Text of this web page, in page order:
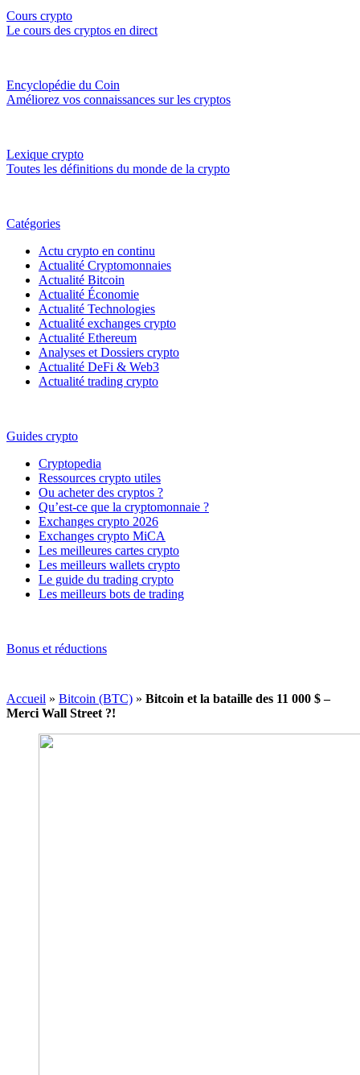
Cours crypto
Le cours des cryptos en direct
Encyclopédie du Coin
Améliorez vos connaissances sur les cryptos
Lexique crypto
Toutes les définitions du monde de la crypto
Catégories
Actu crypto en continu
Actualité Cryptomonnaies
Actualité Bitcoin
Actualité Économie
Actualité Technologies
Actualité exchanges crypto
Actualité Ethereum
Analyses et Dossiers crypto
Actualité DeFi & Web3
Actualité trading crypto
Guides crypto
Cryptopedia
Ressources crypto utiles
Ou acheter des cryptos ?
Qu’est-ce que la cryptomonnaie ?
Exchanges crypto 2026
Exchanges crypto MiCA
Les meilleures cartes crypto
Les meilleurs wallets crypto
Le guide du trading crypto
Les meilleurs bots de trading
Bonus et réductions
Accueil » Bitcoin (BTC) » Bitcoin et la bataille des 11 000 $ –
Merci Wall Street ?!